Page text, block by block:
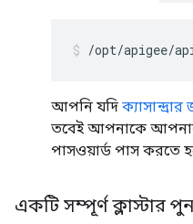
/opt/apigee/
আপনি যদি
তবেই আপনাকে আপনার
পাসওয়ার্ড পাস করতে
একটি সম্পূর্ণ ক্লাস্টার